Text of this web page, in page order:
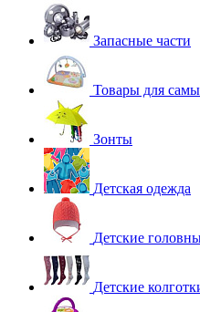
Запасные части
Товары для
Зонты
Детская одежда
Детские
Детские